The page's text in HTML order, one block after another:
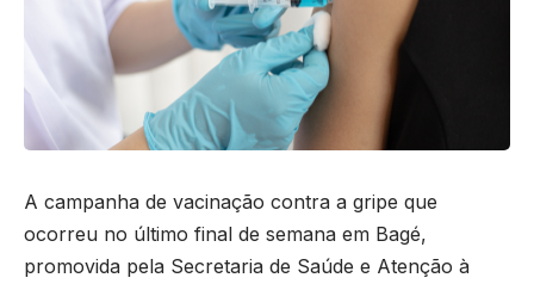
A campanha de vacinação contra a gripe que
ocorreu no último final de semana em Bagé,
promovida pela Secretaria de Saúde e Atenção à